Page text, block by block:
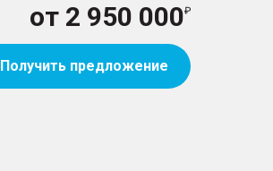
от 2 950 000
Получить предложение